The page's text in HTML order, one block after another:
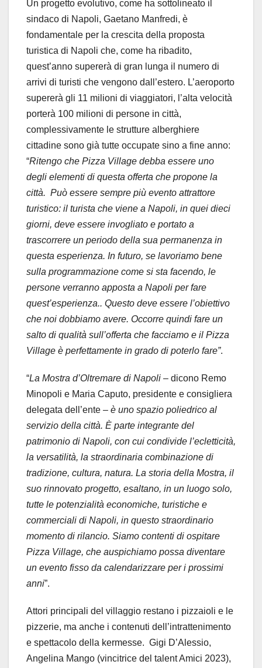
Un progetto evolutivo, come ha sottolineato il
sindaco di Napoli, Gaetano Manfredi, è
fondamentale per la crescita della proposta
turistica di Napoli che, come ha ribadito,
quest’anno supererà di gran lunga il numero di
arrivi di turisti che vengono dall’estero. L’aeroporto
supererà gli 11 milioni di viaggiatori, l’alta velocità
porterà 100 milioni di persone in città,
complessivamente le strutture alberghiere
cittadine sono già tutte occupate sino a fine anno:
“Ritengo che Pizza Village debba essere uno
degli elementi di questa offerta che propone la
città. Può essere sempre più evento attrattore
turistico: il turista che viene a Napoli, in quei dieci
giorni, deve essere invogliato e portato a
trascorrere un periodo della sua permanenza in
questa esperienza. In futuro, se lavoriamo bene
sulla programmazione come si sta facendo, le
persone verranno apposta a Napoli per fare
quest’esperienza.. Questo deve essere l’obiettivo
che noi dobbiamo avere. Occorre quindi fare un
salto di qualità sull’offerta che facciamo e il Pizza
Village è perfettamente in grado di poterlo fare”.
“La Mostra d’Oltremare di Napoli – dicono Remo
Minopoli e Maria Caputo, presidente e consigliera
delegata dell’ente – è uno spazio poliedrico al
servizio della città. È parte integrante del
patrimonio di Napoli, con cui condivide l’ecletticità,
la versatilità, la straordinaria combinazione di
tradizione, cultura, natura. La storia della Mostra, il
suo rinnovato progetto, esaltano, in un luogo solo,
tutte le potenzialità economiche, turistiche e
commerciali di Napoli, in questo straordinario
momento di rilancio. Siamo contenti di ospitare
Pizza Village, che auspichiamo possa diventare
un evento fisso da calendarizzare per i prossimi
anni”.
Attori principali del villaggio restano i pizzaioli e le
pizzerie, ma anche i contenuti dell’intrattenimento
e spettacolo della kermesse. Gigi D’Alessio,
Angelina Mango (vincitrice del talent Amici 2023),